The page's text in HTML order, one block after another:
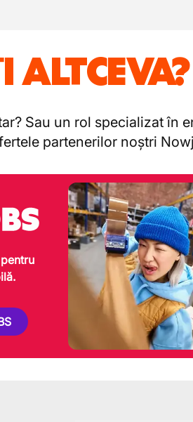
ALTCEVA?
Sau un rol specializat în
partenerilor noștri